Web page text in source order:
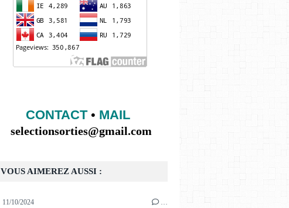
VOUS AIMEREZ AUSSI :
11/10/2024 …
CONTACT• MAIL
selectionsorties@gmail.com